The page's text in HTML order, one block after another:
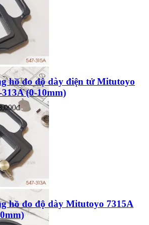
hồ đo độ dày điện tử Mitutoyo
313A (0-10mm)
hồ đo độ dày Mitutoyo 7315A